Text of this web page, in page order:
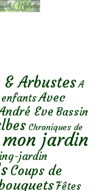
Arbustes A
Avec
Eve Bassin
Chroniques de
mon jardin
jardin
Coups de
Fêtes